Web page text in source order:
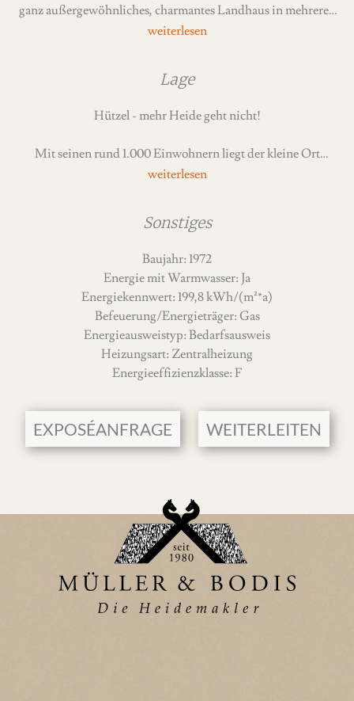
ganz außergewöhnliches, charmantes Landhaus in mehreren
Bauabschnitten erbaut.
3.534 m2.
Das vordere Flurstück ist mit dem Bebauungsplan Nr. 16 "An
Wohngebiet" mit einer GRZ von 0,2 und einer GFZ von 0,25,
offene Bauweise, EFH oder DH, eingeschossige Bauweise,
Plan.
Das erste urspüngliche Haus wurde 1972 mit Keller-, Erd-
und Obergeschoss errichtet. Da es sich um eine Hanglage
handelt, befinden sich im Keller- oder auch Sockelgeschoss
teils ebenerdige Wohnräume, teils tatsächliche Kellerräume
im Erdreich.
Im Jahr 1980 wurde dann zunächst die separate
Baugenehmigung für die Erweiterung des Hauses im Keller-,
Erd- und Obergeschosses erteilt und umgesetzt.
Saunabereich erweitert.
Das Haus besticht durch seine großzügige, sehr
repräsentative Raumaufteilung und natürlich die einzigartige
Lage mit unverbaubarer Aussicht gen Süden.
Lage
Hützel - mehr Heide geht nicht!
Mit seinen rund 1.000 Einwohnern liegt der kleine Ort
Hützel inmitten der Lüneburger Heide, ist Teil der Gemeinde
Das Ortsbild ist geprägt durch alte Eichen und alte sowie auch
außerdem die drei Flüsschen Brunau, Wittenbeck und Luhe.
Die "Hützeler" sprechen von einer einzigartigen Energie, die
im ganzen Ort zu spüren sei.
Der Name Hützel geht aus dem Altdeutschen (Hudselo und
Hutzloh) hervor und heißt Eulenwald. Die erste Nennung
datiert aus dem Jahr 1193.
Für seine Einwohner bietet Hützel ein reges Vereinsleben
sowie viele Kunst- und Kulturangebote mit einem ganzjährig
attraktiven Programm.
Die Gemeinde Bispingen, der Hützel angegliedert ist, hat
insgesamt eine Flächengröße von 128 km², von denen mehr als
die Hälfte mit Wald und Heide bewachsen sind. Durch den
Wechsel von Wasser, Grünland und Wald bietet die Region
einen besonders hohen Erholungswert.
Sport und Spiel können auch auf den vielen Sportanlagen im
Sonstiges
Baujahr: 1972
Energie mit Warmwasser: Ja
Energiekennwert: 199,8 kWh/(m²*a)
Befeuerung/Energieträger: Gas
Energieausweistyp: Bedarfsausweis
Heizungsart: Zentralheizung
Energieeffizienzklasse: F
EXPOSÉANFRAGE WEITERLEITEN